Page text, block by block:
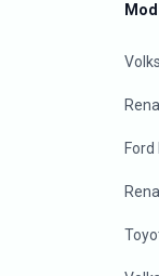
Ford